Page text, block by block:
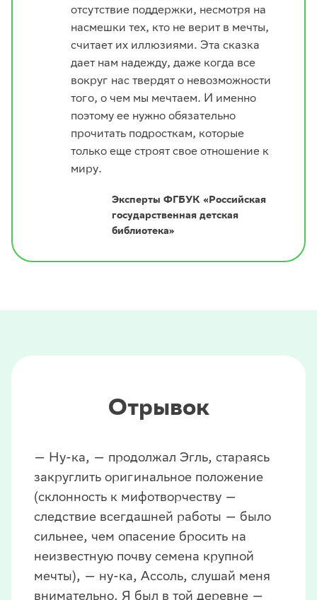
отсутствие поддержки, несмотря на
насмешки тех, кто не верит в мечты,
считает их иллюзиями. Эта сказка
дает нам надежду, даже когда все
вокруг нас твердят о невозможности
того, о чем мы мечтаем. И именно
поэтому ее нужно обязательно
прочитать подросткам, которые
только еще строят свое отношение к
миру.
Эксперты ФГБУК «Российская
государственная детская
библиотека»
Отрывок
— Ну-ка, — продолжал Эгль, стараясь
закруглить оригинальное положение
(склонность к мифотворчеству —
следствие всегдашней работы — было
сильнее, чем опасение бросить на
неизвестную почву семена крупной
мечты), — ну-ка, Ассоль, слушай меня
внимательно. Я был в той деревне —